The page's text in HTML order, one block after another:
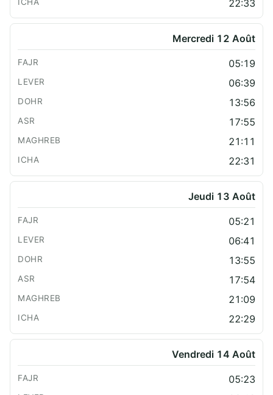
22:33
Mercredi 12 Août
05:19
06:39
13:56
17:55
21:11
22:31
Jeudi 13 Août
05:21
06:41
13:55
17:54
21:09
22:29
Vendredi 14 Août
05:23